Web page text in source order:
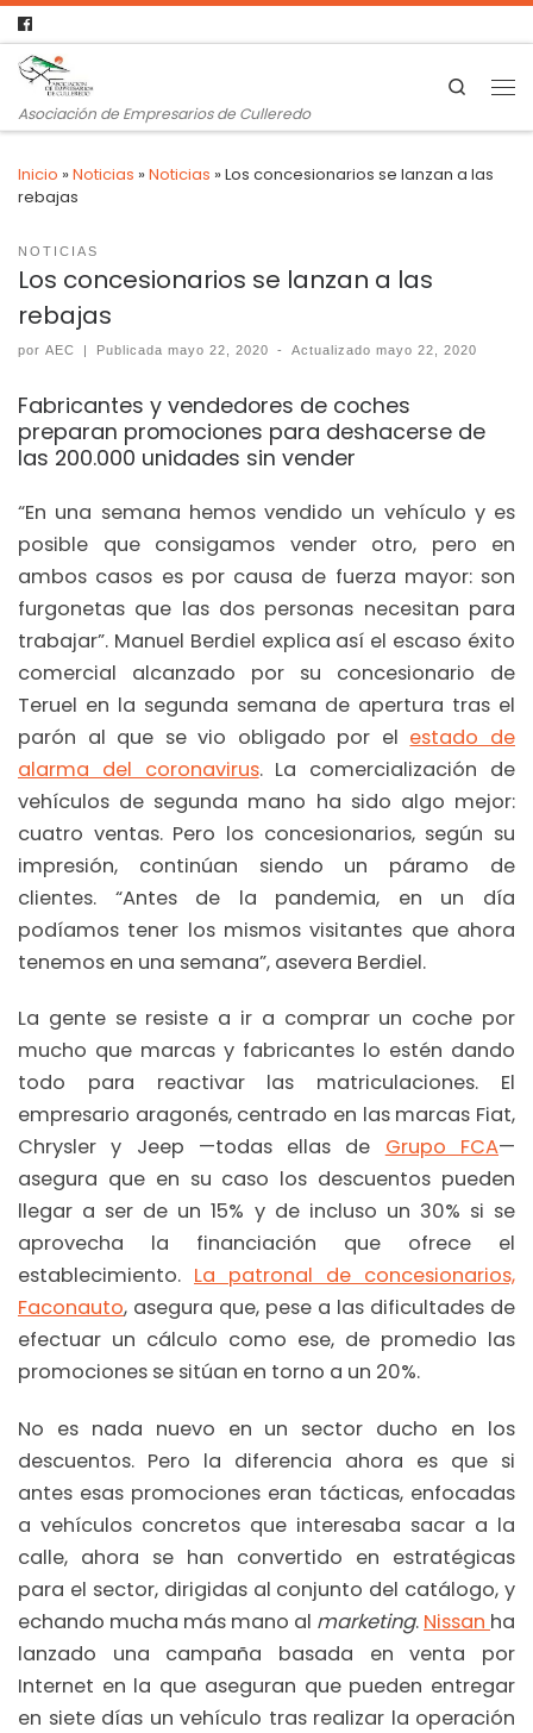
Asociación de Empresarios de Culleredo
Search
Inicio »Noticias »Noticias »Los concesionarios se lanzan a las
rebajas
NOTICIAS
Los concesionarios se lanzan a las
rebajas
por AEC | Publicadamayo 22, 2020 - Actualizadomayo 22, 2020
Fabricantes y vendedores de coches
preparan promociones para deshacerse de
las 200.000 unidades sin vender
“En una semana hemos vendido un vehículo y es
posible que consigamos vender otro, pero en
ambos casos es por causa de fuerza mayor: son
furgonetas que las dos personas necesitan para
trabajar”. Manuel Berdiel explica así el escaso éxito
comercial alcanzado por su concesionario de
Teruel en la segunda semana de apertura tras el
parón al que se vio obligado por el estado de
alarma del coronavirus. La comercialización de
vehículos de segunda mano ha sido algo mejor:
cuatro ventas. Pero los concesionarios, según su
impresión, continúan siendo un páramo de
clientes. “Antes de la pandemia, en un día
podíamos tener los mismos visitantes que ahora
tenemos en una semana”, asevera Berdiel.
La gente se resiste a ir a comprar un coche por
mucho que marcas y fabricantes lo estén dando
todo para reactivar las matriculaciones. El
empresario aragonés, centrado en las marcas Fiat,
Chrysler y Jeep —todas ellas de Grupo FCA—
asegura que en su caso los descuentos pueden
llegar a ser de un 15% y de incluso un 30% si se
aprovecha la financiación que ofrece el
establecimiento. La patronal de concesionarios,
Faconauto, asegura que, pese a las dificultades de
efectuar un cálculo como ese, de promedio las
promociones se sitúan en torno a un 20%.
No es nada nuevo en un sector ducho en los
descuentos. Pero la diferencia ahora es que si
antes esas promociones eran tácticas, enfocadas
a vehículos concretos que interesaba sacar a la
calle, ahora se han convertido en estratégicas
para el sector, dirigidas al conjunto del catálogo, y
echando mucha más mano al marketing. Nissan ha
lanzado una campaña basada en venta por
Internet en la que aseguran que pueden entregar
en siete días un vehículo tras realizar la operación